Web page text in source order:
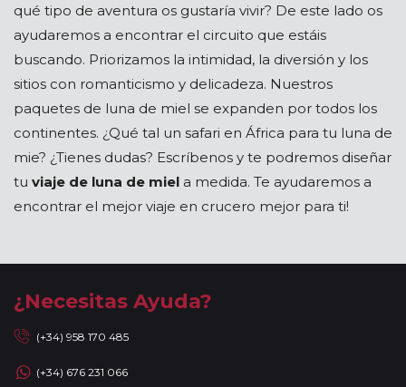
qué tipo de aventura os gustaría vivir? De este lado os
ayudaremos a encontrar el circuito que estáis
buscando. Priorizamos la intimidad, la diversión y los
sitios con romanticismo y delicadeza. Nuestros
paquetes de luna de miel se expanden por todos los
continentes. ¿Qué tal un safari en África para tu luna de
mie? ¿Tienes dudas? Escríbenos y te podremos diseñar
tu viaje de luna de miel a medida. Te ayudaremos a
encontrar el mejor viaje en crucero mejor para ti!
¿Necesitas Ayuda?
(+34) 958 170 485
(+34) 676 231 066